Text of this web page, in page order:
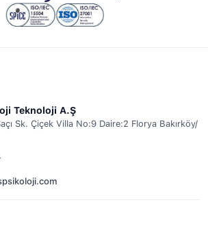
Teknoloji A.Ş
Sk. Çiçek Villa No:9 Daire:2 Florya Bakırköy/